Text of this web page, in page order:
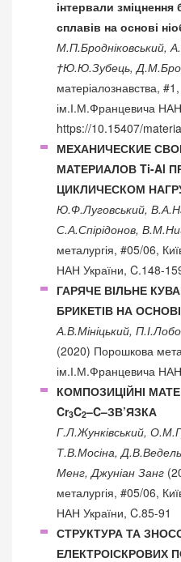
інтервали
сплавів на основі
М.П.Бродніковський,
†Ю.Ю.Зубець,
матеріалознавства,
ім.І.М.Францевича
https://10.15407/
МЕХАНИЧЕСКИЕ
МАТЕРИАЛОВ Ti-Al
ЦИКЛИЧЕСКОМ
Ю.Ф.Луговський,
С.А.Спірідонов,
металургія, #05/06,
НАН України, C.148-
ГАРЯЧЕ ВІЛЬНЕ
БРИКЕТІВ НА
А.В.Мініцький,
(2020) Порошкова
ім.І.М.Францевича
КОМПОЗИЦІЙНІ
Cr3C2–C–ЗВ’ЯЗКА
Г.Л.Жунківський,
Т.В.Мосіна,
Менг, Джуніан Занг
металургія, #05/06,
НАН України, C.85-91
СТРУКТУРА ТА
ЕЛЕКТРОІСКРОВИХ